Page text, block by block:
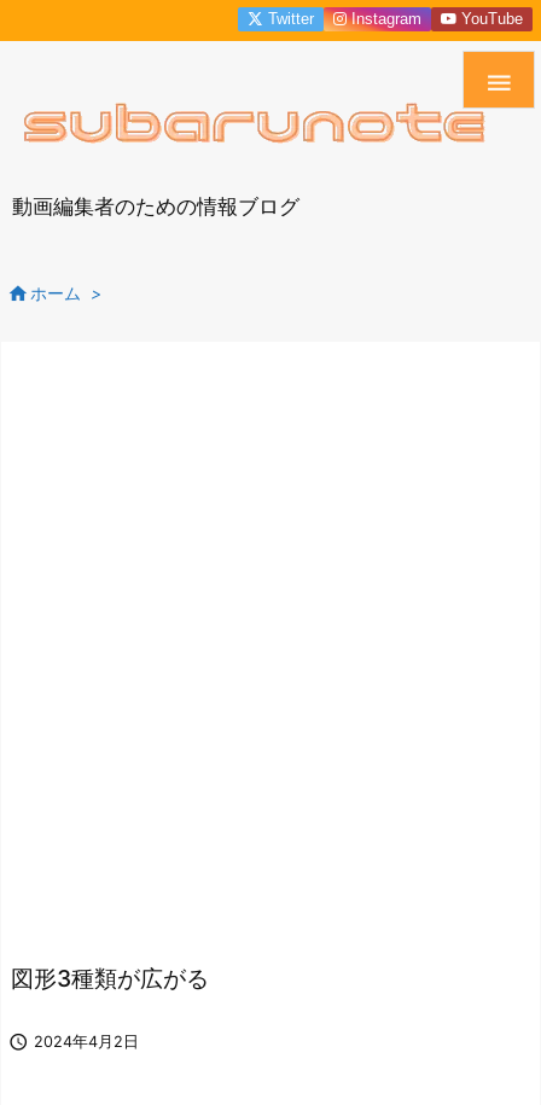
動画編集者のための情報ブログ

Twitter Instagram YouTube
 ホーム >
図形3種類が広がる
 2024年4月2日